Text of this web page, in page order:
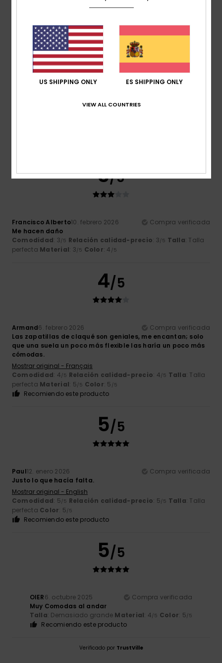
5
Me ha gustado todo menos el tamaño y bueno...
3/5
Francisco Alberto10. febrero 2026
Compra verificada
Me hacen daño
Comodidad: 3/5 Relación calidad-precio: 3/5 Talla: Talla
perfecta Material: 3/5 Color: 4 /5
4/5
Armand6. febrero 2026
Compra verificada
Las zapatillas de claqué son geniales, me encantan; solo
que una suela un poco más flexible las haría un poco más
cómodas.
Mostrar original - Français
Comodidad: 4/5 Relación calidad-precio: 4/5 Talla: Talla
perfecta Material: 5/5 Color: 5 /5
Recomiendo este producto
5/5
Paul12. enero 2026
Compra verificada
Justo lo que hacía falta.
Mostrar original - English
Comodidad: 5/5 Relación calidad-precio: 5/5 Talla: Talla
perfecta Color: 5/5
Recomiendo este producto
5/5
OIER6. octubre 2025
Compra verificada
Muy Comodas al andar
Talla: Demasiado grande Material: 4/5 Color: 5/5
Recomiendo este producto
Verificado por TrustVille
US SHIPPING ONLY ES SHIPPING ONLY
VIEW ALL COUNTRIES